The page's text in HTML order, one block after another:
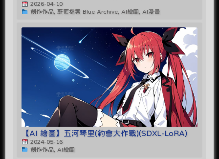
2026-04-10
創作作品, 蔚藍檔案 Blue Archive, AI繪圖, AI漫畫
【AI 繪圖】五河琴里(約會大作戰)(SDXL-LoRA)
2024-05-16
創作作品, AI繪圖